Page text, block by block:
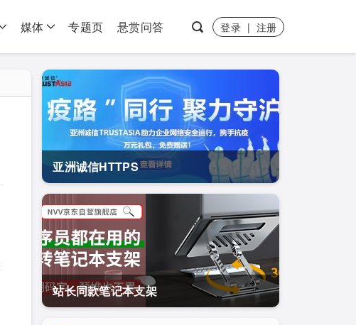
媒体 专题页 悬赏问答 登录 | 注册
亚洲诚信HTTPS
站长同款笔记本支架